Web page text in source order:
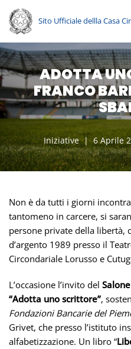
Vai
al
contenuto
Sito Ufficiale dellla Casa
ADOTTA
FRANCO
Iniziative 6 Aprile
Non è da tutti i giorni
tantomeno in carcere, si
persone private della libertà,
d’argento 1989 presso il
Circondariale Lorusso e
L’occasione l’invito del
“Adotta uno scrittore”,
Fondazioni Bancarie del
Grivet, che presso l’istituto
alfabetizzazione. Un libro “